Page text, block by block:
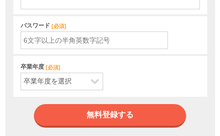
パスワード [必須]
卒業年度 [必須]
無料登録する